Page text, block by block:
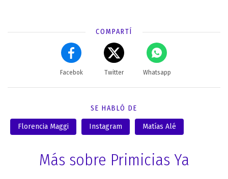
COMPARTÍ
Facebok Twitter Whatsapp
SE HABLÓ DE
Florencia Maggi Instagram Matías Alé
Más sobre Primicias Ya